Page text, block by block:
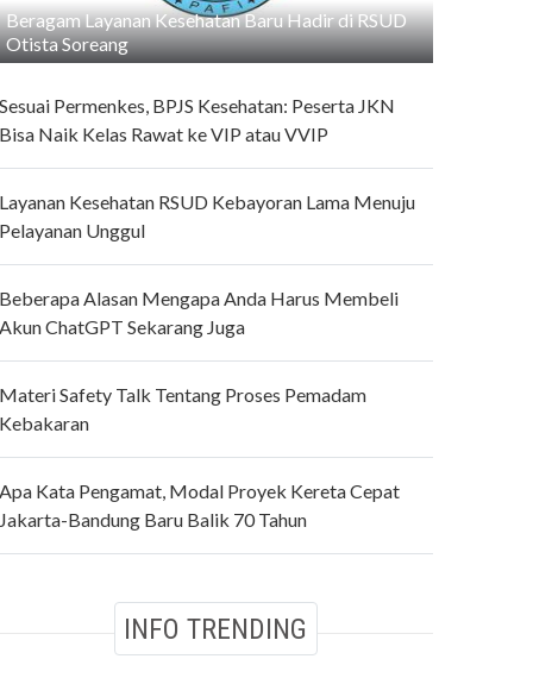
Beragam Layanan Kesehatan Baru Hadir di RSUD
Otista Soreang
Permenkes, BPJS Kesehatan: Peserta JKN
Naik Kelas Rawat ke VIP atau VVIP
Kesehatan RSUD Kebayoran Lama Menuju
Unggul
Alasan Mengapa Anda Harus Membeli
ChatGPT Sekarang Juga
Safety Talk Tentang Proses Pemadam
Kata Pengamat, Modal Proyek Kereta Cepat
Bandung Baru Balik 70 Tahun
INFO TRENDING